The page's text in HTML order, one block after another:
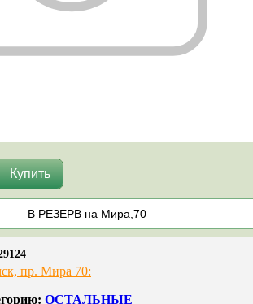
В РЕЗЕРВ на Мира,70
пр. Мира 70:
ОСТАЛЬНЫЕ